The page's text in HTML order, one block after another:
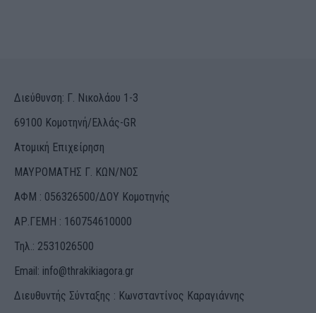
Διεύθυνση: Γ. Νικολάου 1-3
69100 Κομοτηνή/Ελλάς-GR
Ατομική Επιχείρηση
ΜΑΥΡΟΜΑΤΗΣ Γ. ΚΩΝ/ΝΟΣ
ΑΦΜ : 056326500/ΔOΥ Κομοτηνής
ΑΡ.ΓΕΜΗ : 160754610000
Τηλ.: 2531026500
Email: info@thrakikiagora.gr
Διευθυντής Σύνταξης : Κωνσταντίνος Καραγιάννης